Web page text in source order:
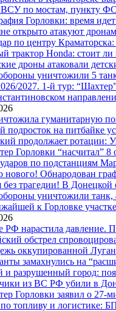
по мостам, пункту
Горловки: время
открыто атакуют
по центру
трактор Honda: стоит ли
дроны атаковали
уничтожили 5
2027. 1-й тур:
гуманитарную
подросток на питбайке
продолжает
Горловки “насчитал”
по подстанциям
нового! Обнародован
трагедии! В
уничтожили танк,
к Горловке
нарастила давление.
обстрел
оккупированной
замахнулись на
и разрушенный город:
из ВС РФ убили в
Горловки заявил о 27-
топливу и логистике: